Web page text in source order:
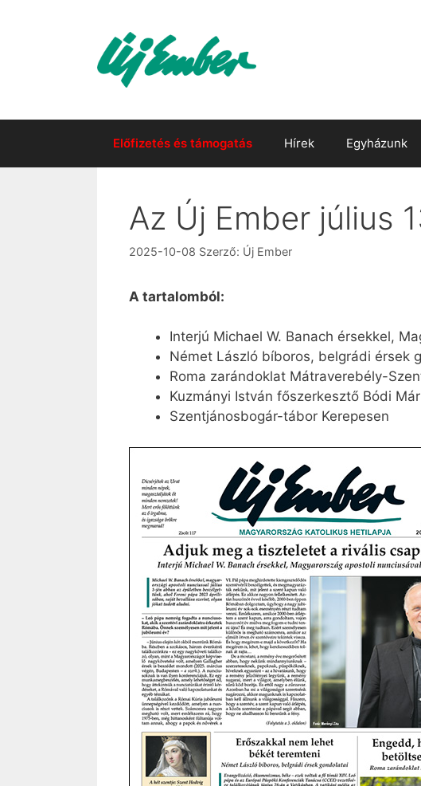
Előfizetés és támogatás Hírek Egyházunk
Az Új Ember július
2025-10-08 Szerző: Új Ember
A tartalomból:
Interjú Michael W. Banach érsekkel,
Német László bíboros, belgrádi érsek
Roma zarándoklat Mátraverebély-
Kuzmányi István főszerkesztő Bódi
Szentjánosbogár-tábor Kerepesen